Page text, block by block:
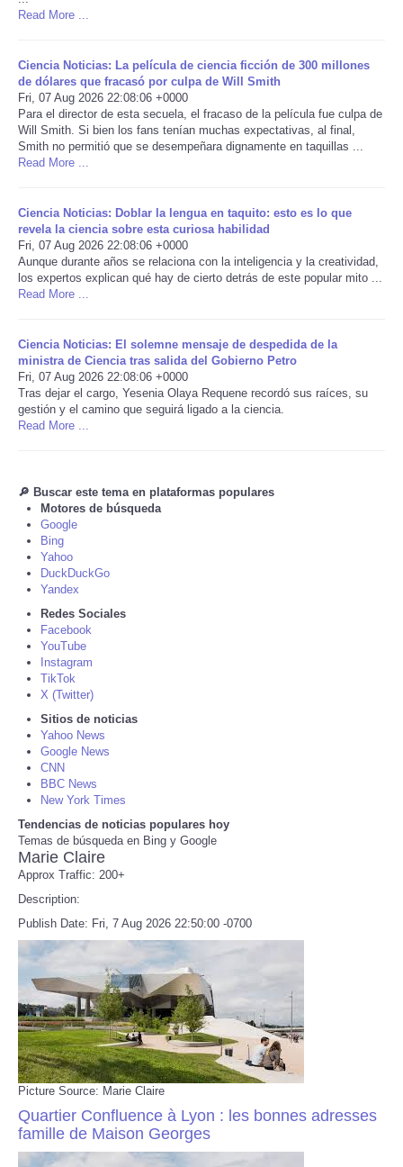
America Latina
Ciencia
Deportes
EEUU
Especiales
Negocios
Salud
Tiempo
CATEGORIES
CARTOONS
CONTACT
SEARCH
SHOPPING
Daily Deals
RobinsPost Store
Refund Policy
Read More ...
Ciencia Noticias: La película de ciencia ficción de 300 millones
de dólares que fracasó por culpa de Will Smith
Fri, 07 Aug 2026 22:08:06 +0000
Para el director de esta secuela, el fracaso de la película fue culpa de
Will Smith. Si bien los fans tenían muchas expectativas, al final,
Smith no permitió que se desempeñara dignamente en taquillas ...
Read More ...
Ciencia Noticias: Doblar la lengua en taquito: esto es lo que
revela la ciencia sobre esta curiosa habilidad
Fri, 07 Aug 2026 22:08:06 +0000
Aunque durante años se relaciona con la inteligencia y la creatividad,
los expertos explican qué hay de cierto detrás de este popular mito ...
Read More ...
Ciencia Noticias: El solemne mensaje de despedida de la
ministra de Ciencia tras salida del Gobierno Petro
Fri, 07 Aug 2026 22:08:06 +0000
Tras dejar el cargo, Yesenia Olaya Requene recordó sus raíces, su
gestión y el camino que seguirá ligado a la ciencia.
Read More ...
🔎 Buscar este tema en plataformas populares
Motores de búsqueda
Google
Bing
Yahoo
DuckDuckGo
Yandex
Redes Sociales
Facebook
YouTube
Instagram
TikTok
X (Twitter)
Sitios de noticias
Yahoo News
Google News
CNN
BBC News
New York Times
Tendencias de noticias populares hoy
Temas de búsqueda en Bing y Google
Marie Claire
Approx Traffic: 200+
Description:
Publish Date: Fri, 7 Aug 2026 22:50:00 -0700
Picture Source: Marie Claire
Quartier Confluence à Lyon : les bonnes adresses
famille de Maison Georges